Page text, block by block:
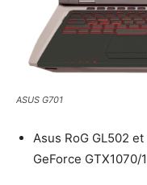
ASUS G701
Asus RoG GL502
GeForce